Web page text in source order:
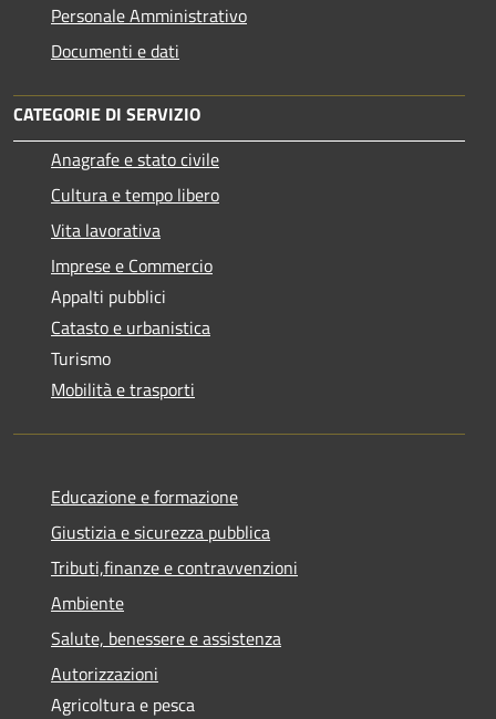
Personale Amministrativo
Documenti e dati
CATEGORIE DI SERVIZIO
Anagrafe e stato civile
Cultura e tempo libero
Vita lavorativa
Imprese e Commercio
Appalti pubblici
Catasto e urbanistica
Turismo
Mobilità e trasporti
Educazione e formazione
Giustizia e sicurezza pubblica
Tributi,finanze e contravvenzioni
Ambiente
Salute, benessere e assistenza
Autorizzazioni
Agricoltura e pesca